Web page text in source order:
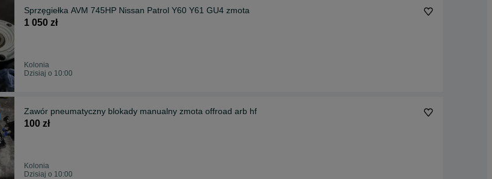
Sprzęgiełka AVM 745HP Nissan Patrol Y60 Y61 GU4 zmota
1 050 zł
Kolonia
Dzisiaj o 10:00
Zawór pneumatyczny blokady manualny zmota offroad arb hf
100 zł
Kolonia
Dzisiaj o 10:00